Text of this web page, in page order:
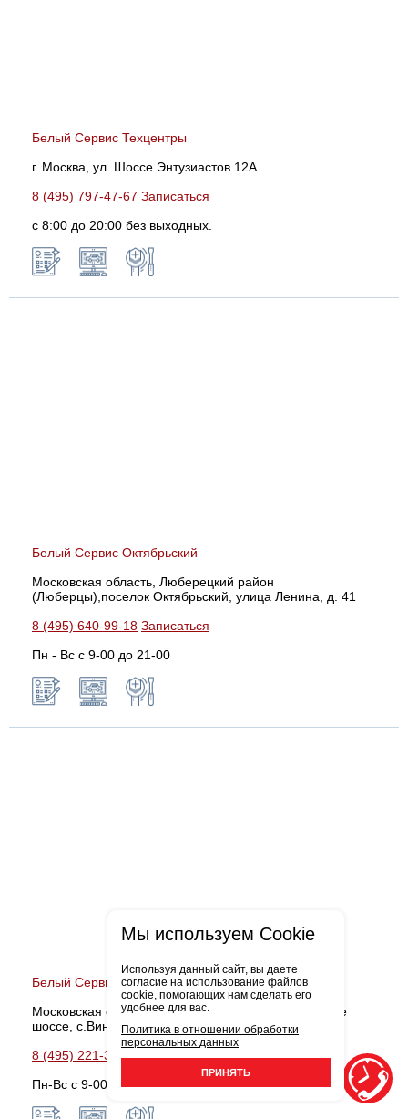
Белый Сервис Техцентры
г. Москва, ул. Шоссе Энтузиастов 12А
8 (495) 797-47-67 Записаться
с 8:00 до 20:00 без выходных.
Белый Сервис Октябрьский
Московская область, Люберецкий район
(Люберцы),поселок Октябрьский, улица Ленина, д. 41
8 (495) 640-99-18 Записаться
Пн - Вс с 9-00 до 21-00
Белый Сервис Виноградово
Московская обл., Мытищинский район, Дмитровское
шоссе, с.Виноградово, д.36-В
8 (495) 221-38-90 Записаться
Пн-Вс с 9-00 до 21-00
Мы используем Cookie
Используя данный сайт, вы даете
согласие на использование файлов
cookie, помогающих нам сделать его
удобнее для вас.
Политика в отношении обработки
персональных данных
ПРИНЯТЬ